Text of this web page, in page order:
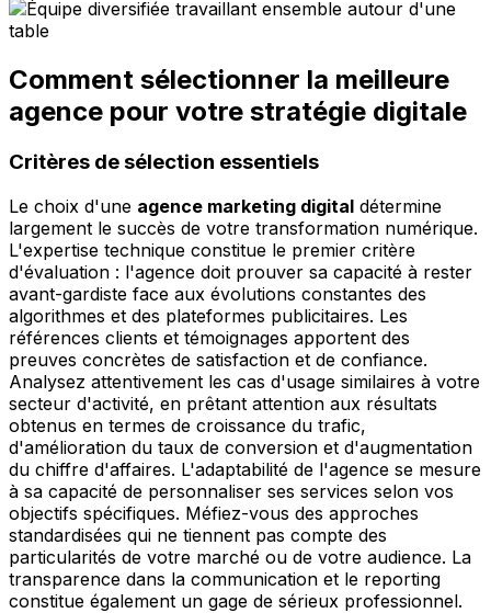
Comment sélectionner la meilleure
agence pour votre stratégie digitale
Critères de sélection essentiels
Le choix d'une agence marketing digital détermine
largement le succès de votre transformation numérique.
L'expertise technique constitue le premier critère
d'évaluation : l'agence doit prouver sa capacité à rester
avant-gardiste face aux évolutions constantes des
algorithmes et des plateformes publicitaires. Les
références clients et témoignages apportent des
preuves concrètes de satisfaction et de confiance.
Analysez attentivement les cas d'usage similaires à votre
secteur d'activité, en prêtant attention aux résultats
obtenus en termes de croissance du trafic,
d'amélioration du taux de conversion et d'augmentation
du chiffre d'affaires. L'adaptabilité de l'agence se mesure
à sa capacité de personnaliser ses services selon vos
objectifs spécifiques. Méfiez-vous des approches
standardisées qui ne tiennent pas compte des
particularités de votre marché ou de votre audience. La
transparence dans la communication et le reporting
constitue également un gage de sérieux professionnel.